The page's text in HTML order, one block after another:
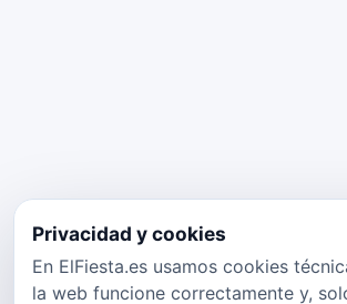
Privacidad y cookies
En ElFiesta.es usamos cookies
la web funcione correctamente y,